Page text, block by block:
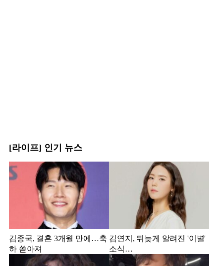
[라이프] 인기 뉴스
김종국, 결혼 3개월 만에…축
하 쏟아져
김연지, 뒤늦게 알려진 '이별'
소식…